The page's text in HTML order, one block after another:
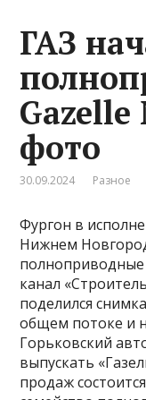
ГАЗ
фото
30.09.2024 Разное
Фургон в
Нижнем
полноприводные
канал
поделился
общем потоке и
Горьковский
выпускать
продаж